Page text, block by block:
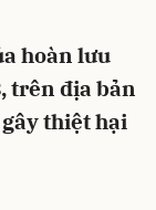
hoàn lưu
trên địa bản
thiệt hại
Gửi